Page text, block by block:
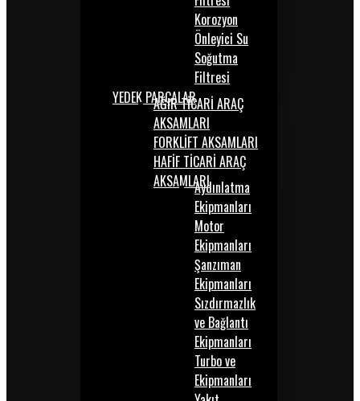
Korozyon
Önleyici Su
Soğutma
Filtresi
YEDEK PARÇALARAĞIR TİCARİ ARAÇ
AKSAMLARI
FORKLİFT AKSAMLARI
HAFİF TİCARİ ARAÇ
AKSAMLARIAydınlatma
Ekipmanları
Motor
Ekipmanları
Şanzıman
Ekipmanları
Sızdırmazlık
ve Bağlantı
Ekipmanları
Turbo ve
Ekipmanları